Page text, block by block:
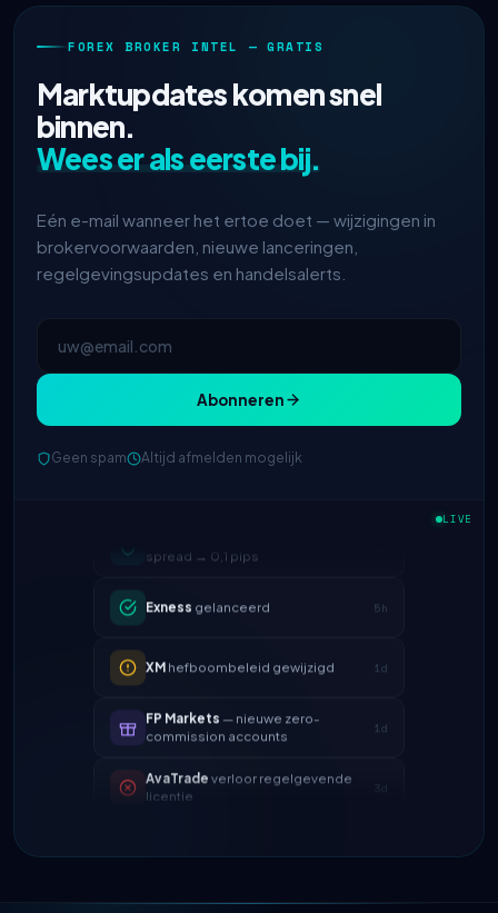
FOREX BROKER INTEL — GRATIS
Marktupdates komen snel
binnen.
Wees er als eerste bij.
Eén e-mail wanneer het ertoe doet — wijzigingen in
brokervoorwaarden, nieuwe lanceringen,
regelgevingsupdates en handelsalerts.
Abonneren
Geen spam Altijd afmelden mogelijk
LIVE
commission accounts
licentie